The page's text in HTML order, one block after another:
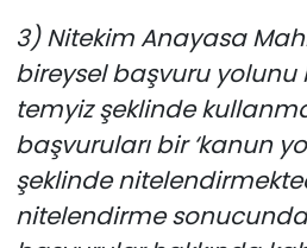
3) Nitekim Anayasa
bireysel başvuru yolunu
temyiz şeklinde
başvuruları bir ‘kanun
şeklinde
nitelendirme